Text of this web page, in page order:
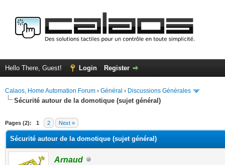
Hello There, Guest! Login Register
Calaos, Home Automation Forum › Général › Discussions Générales
Sécurité autour de la domotique (sujet général)
Pages (2): 1 2 Next »
Sécurité autour de la domotique (sujet général)
Arnaud